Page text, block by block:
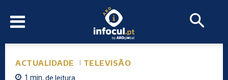
ACTUALIDADE TELEVISÃO
1 min. de leitura